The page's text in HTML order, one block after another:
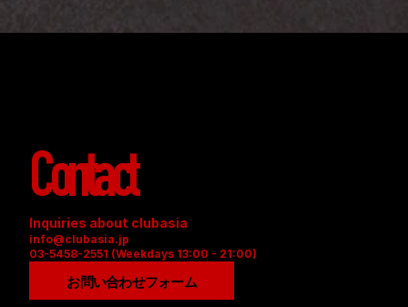
Contact
Inquiries about clubasia
info@clubasia.jp
03-5458-2551 (Weekdays 13:00 - 21:00)
お問い合わせフォーム